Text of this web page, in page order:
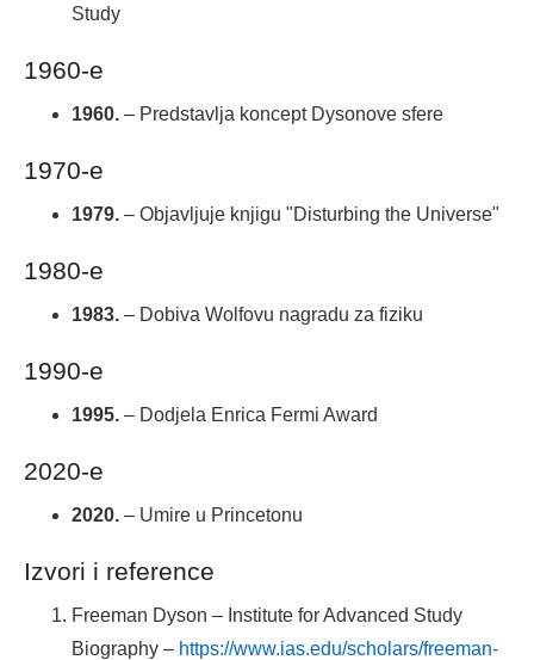
Study
1960-e
1960. – Predstavlja koncept Dysonove sfere
1970-e
1979. – Objavljuje knjigu "Disturbing the Universe"
1980-e
1983. – Dobiva Wolfovu nagradu za fiziku
1990-e
1995. – Dodjela Enrica Fermi Award
2020-e
2020. – Umire u Princetonu
Izvori i reference
Freeman Dyson – Institute for Advanced Study
Biography – https://www.ias.edu/scholars/freeman-